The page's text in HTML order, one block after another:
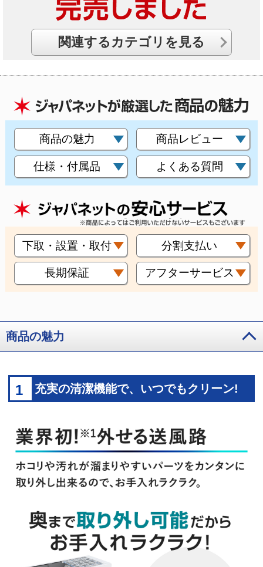
関連するカテゴリを見る
商品の魅力 商品レビュー
仕様・付属品 よくある質問
下取・設置・取付 分割支払い
長期保証 アフターサービス
商品の魅力
1 充実の清潔機能で、いつでもクリーン!